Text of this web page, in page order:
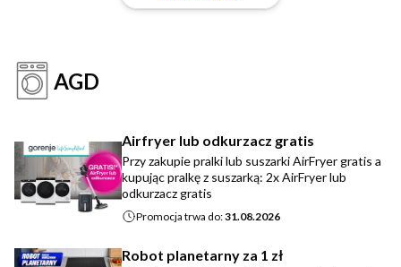
AGD
Airfryer lub odkurzacz gratis
Przy zakupie pralki lub suszarki AirFryer gratis a
kupując pralkę z suszarką: 2x AirFryer lub
odkurzacz gratis
Promocja trwa do:31.08.2026
Robot planetarny za 1 zł